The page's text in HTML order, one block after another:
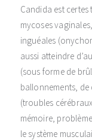
Candida est
mycoses
inguéales
aussi atteindre
(sous forme de
ballonnements,
(troubles
mémoire,
le système